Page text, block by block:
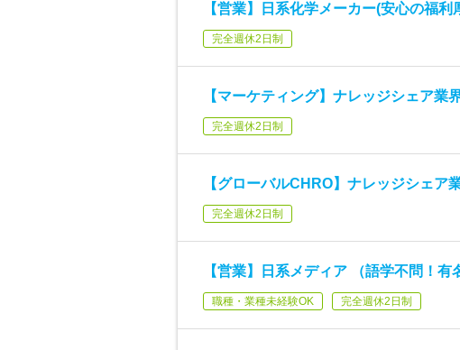
【営業】日系化学メーカー(安心の福
完全週休2日制
【マーケティング】ナレッジシェア業
完全週休2日制
【グローバルCHRO】ナレッジシェア
完全週休2日制
【営業】日系メディア （語学不問！有
職種・業種未経験OK 完全週休2日制